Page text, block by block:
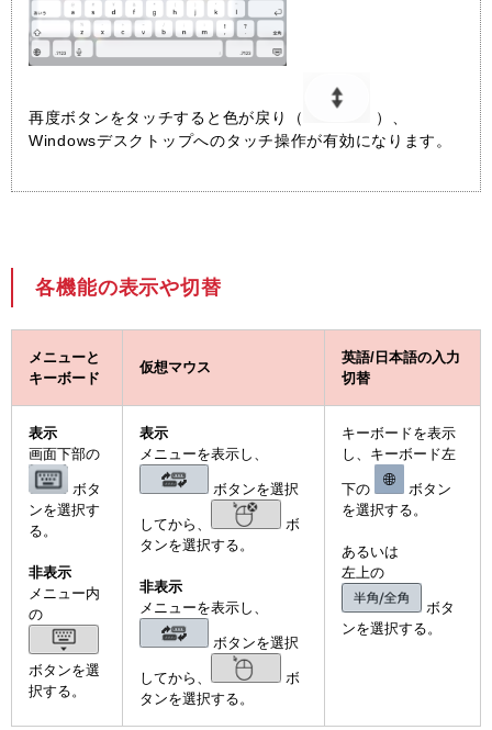
再度ボタンをタッチすると色が戻り（
）、
Windowsデスクトップへのタッチ操作が有効になります。
各機能の表示や切替
メニューと
キーボード
仮想マウス
英語/日本語の入力
切替
表示
画面下部の
ボタ
ンを選択す
る。
非表示
メニュー内
の
ボタンを選
択する。
表示
メニューを表示し、
ボタンを選択
してから、
ボ
タンを選択する。
非表示
メニューを表示し、
ボタンを選択
してから、
ボ
タンを選択する。
キーボードを表示
し、キーボード左
下の
ボタン
を選択する。
あるいは
左上の
ボタ
ンを選択する。